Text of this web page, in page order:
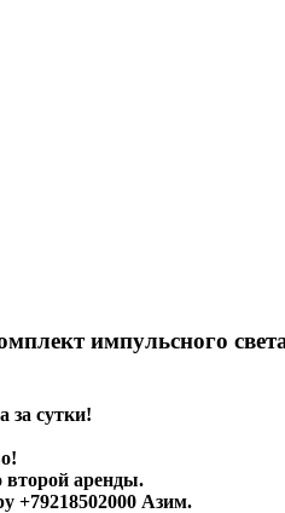
импульсного
за сутки!
второй аренды.
+79218502000 Азим.